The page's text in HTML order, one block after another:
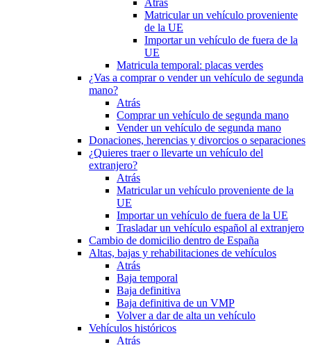
Atrás
Matricular un vehículo proveniente
de la UE
Importar un vehículo de fuera de la
UE
Matricula temporal: placas verdes
¿Vas a comprar o vender un vehículo de segunda
mano?
Atrás
Comprar un vehículo de segunda mano
Vender un vehículo de segunda mano
Donaciones, herencias y divorcios o separaciones
¿Quieres traer o llevarte un vehículo del
extranjero?
Atrás
Matricular un vehículo proveniente de la
UE
Importar un vehículo de fuera de la UE
Trasladar un vehículo español al extranjero
Cambio de domicilio dentro de España
Altas, bajas y rehabilitaciones de vehículos
Atrás
Baja temporal
Baja definitiva
Baja definitiva de un VMP
Volver a dar de alta un vehículo
Vehículos históricos
Atrás